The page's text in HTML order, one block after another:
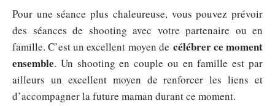
Pour une séance plus chaleureuse, vous pouvez prévoir
des séances de shooting avec votre partenaire ou en
famille. C’est un excellent moyen de célébrer ce moment
ensemble. Un shooting en couple ou en famille est par
ailleurs un excellent moyen de renforcer les liens et
d’accompagner la future maman durant ce moment.